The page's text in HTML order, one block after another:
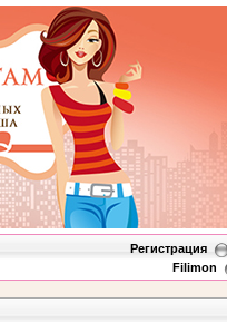
Регистрация
Filimon